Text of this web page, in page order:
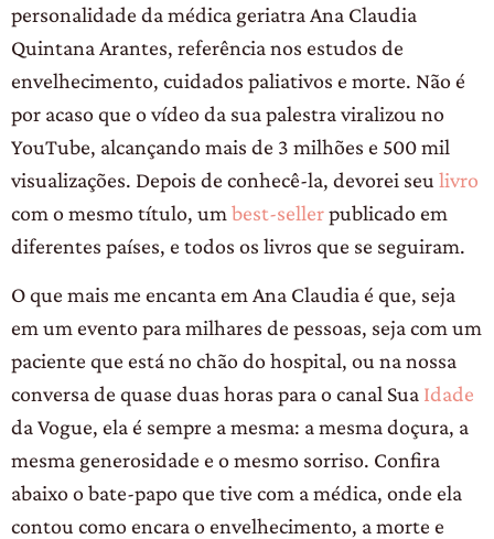
personalidade da médica geriatra Ana Claudia
Quintana Arantes, referência nos estudos de
envelhecimento, cuidados paliativos e morte. Não é
por acaso que o vídeo da sua palestra viralizou no
YouTube, alcançando mais de 3 milhões e 500 mil
visualizações. Depois de conhecê-la, devorei seu livro
com o mesmo título, um best-sellerpublicado em
diferentes países, e todos os livros que se seguiram.
O que mais me encanta em Ana Claudia é que, seja
em um evento para milhares de pessoas, seja com um
paciente que está no chão do hospital, ou na nossa
conversa de quase duas horas para o canal Sua Idade
da Vogue, ela é sempre a mesma: a mesma doçura, a
mesma generosidade e o mesmo sorriso. Confira
abaixo o bate-papo que tive com a médica, onde ela
contou como encara o envelhecimento, a morte e